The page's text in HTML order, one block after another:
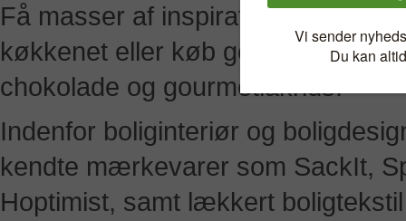
Få masser af inspiration til nye,
køkkenet eller køb
chokolade og gourmetlakrids.
Indenfor boliginteriør og
kendte mærkevarer som SackIt,
Hoptimist, samt lækkert